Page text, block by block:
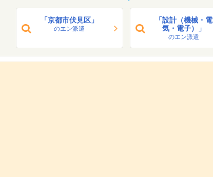
「京都市伏見区」
のエン派遣
「設計（機械・電
気・電子）」
のエン派遣